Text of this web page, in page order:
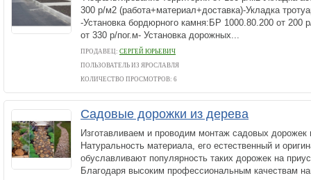
300 р/м2 (работа+материал+доставка)-Укладка
-Установка бордюрного камня:БР 1000.80.200 от 200
от 330 р/пог.м- Установка дорожных...
ПРОДАВЕЦ: СЕРГЕЙ ЮРЬЕВИЧ
ПОЛЬЗОВАТЕЛЬ ИЗ ЯРОСЛАВЛЯ
КОЛИЧЕСТВО ПРОСМОТРОВ: 6
Садовые дорожки из дерева
Изготавливаем и проводим монтаж садовых дорожек
Натуральность материала, его естественный и
обуславливают популярность таких дорожек на
Благодаря высоким профессиональным качествам